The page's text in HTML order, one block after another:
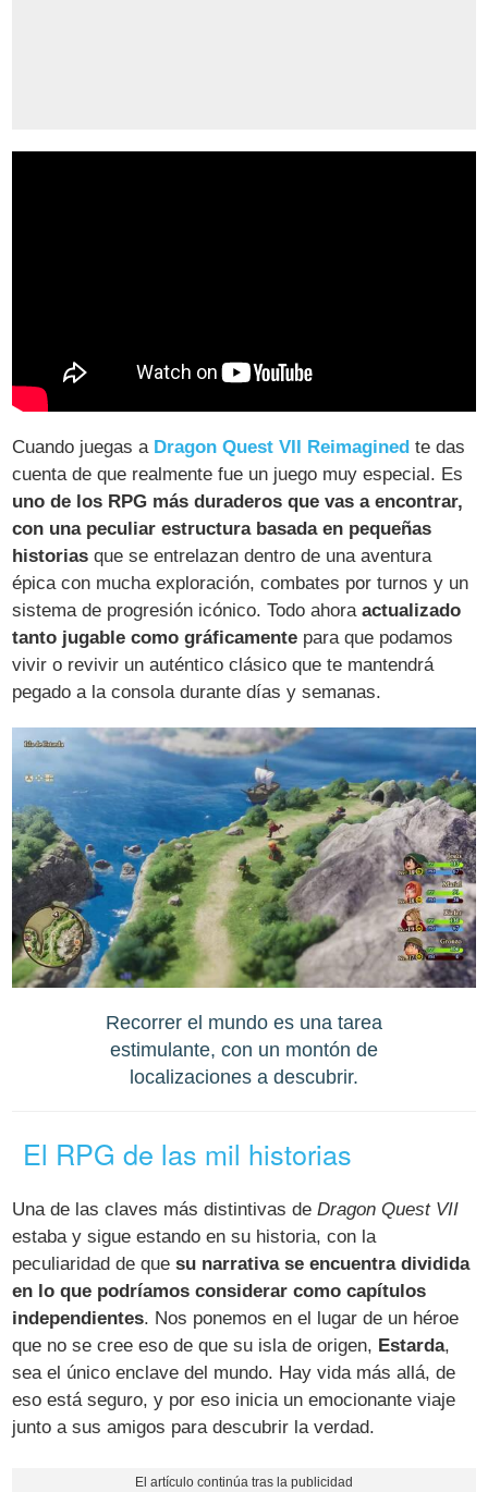
Cuando juegas a Dragon Quest VII Reimagined te das
cuenta de que realmente fue un juego muy especial. Es
uno de los RPG más duraderos que vas a encontrar,
con una peculiar estructura basada en pequeñas
historias que se entrelazan dentro de una aventura
épica con mucha exploración, combates por turnos y un
sistema de progresión icónico. Todo ahoraactualizado
tanto jugable como gráficamente para que podamos
vivir o revivir un auténtico clásico que te mantendrá
pegado a la consola durante días y semanas.
Recorrer el mundo es una tarea
estimulante, con un montón de
localizaciones a descubrir.
El RPG de las mil historias
Una de las claves más distintivas deDragon Quest VII
estaba y sigue estando en su historia, con la
peculiaridad de quesu narrativa se encuentra dividida
en lo que podríamos considerar como capítulos
independientes. Nos ponemos en el lugar de un héroe
que no se cree eso de que su isla de origen, Estarda,
sea el único enclave del mundo. Hay vida más allá, de
eso está seguro, y por eso inicia un emocionante viaje
junto a sus amigos para descubrir la verdad.